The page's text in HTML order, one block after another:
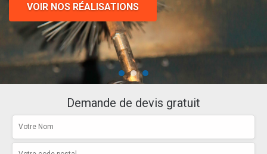
VOIR NOS RÉALISATIONS
Demande de devis gratuit